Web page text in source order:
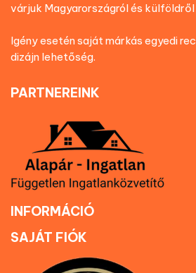
várjuk Magyarországról és külföldről
Igény esetén saját márkás egyedi
dizájn lehetőség.
PARTNEREINK
INFORMÁCIÓ
SAJÁT FIÓK